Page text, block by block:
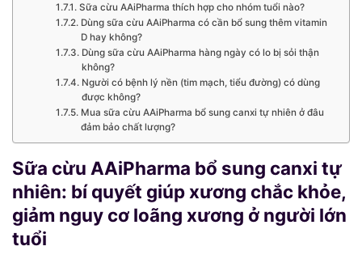
Sữa cừu AAiPharma thích hợp cho nhóm tuổi nào?
Dùng sữa cừu AAiPharma có cần bổ sung thêm vitamin
D hay không?
Dùng sữa cừu AAiPharma hàng ngày có lo bị sỏi thận
không?
Người có bệnh lý nền (tim mạch, tiểu đường) có dùng
được không?
Mua sữa cừu AAiPharma bổ sung canxi tự nhiên ở đâu
đảm bảo chất lượng?
Sữa cừu AAiPharma bổ sung canxi tự
nhiên: bí quyết giúp xương chắc khỏe,
giảm nguy cơ loãng xương ở người lớn
tuổi